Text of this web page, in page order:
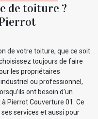
de toiture ?
de votre toiture, que ce soit
toujours de faire
les propriétaires
ou professionnel,
ont besoin d’un
Pierrot Couverture 01. Ce
services et aussi pour